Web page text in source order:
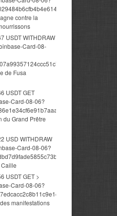
contre la
USDT WITHDRAW
Card-08-
de Fusa
USDT GET
Card-08-06?
du Grand Prêtre
USD WITHDRAW
Card-08-06?
USDT GET >
Card-08-06?
manifestations